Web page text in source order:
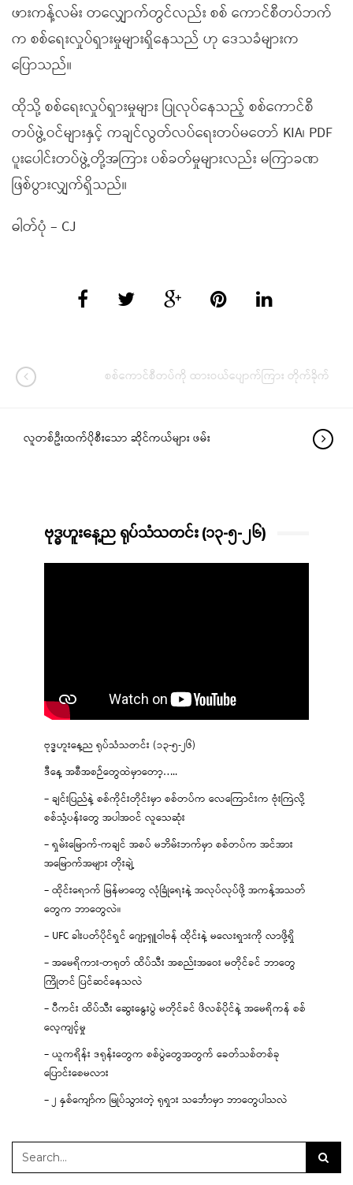
ဖားကန့်လမ်း တလျှောက်တွင်လည်း စစ် ကောင်စီတပ်ဘက်
က စစ်ရေးလှုပ်ရှားမှုများရှိနေသည် ဟု ဒေသခံများက
ပြောသည်။
ထိုသို့ စစ်ရေးလှုပ်ရှားမှုများ ပြုလုပ်နေသည့် စစ်ကောင်စီ
တပ်ဖွဲ့ဝင်များနှင့် ကချင်လွတ်လပ်ရေးတပ်မတော် KIA၊ PDF
ပူးပေါင်းတပ်ဖွဲ့တို့အကြား ပစ်ခတ်မှုများလည်း မကြာခဏ
ဖြစ်ပွားလျှက်ရှိသည်။
ဓါတ်ပုံ – CJ
စစ်ကောင်စီတပ်ကို ထားဝယ်ပျောက်ကြား တိုက်ခိုက်
လူတစ်ဦးထက်ပိုစီးသော ဆိုင်ကယ်များ ဖမ်း
ဗုဒ္ဓဟူးနေ့ည ရုပ်သံသတင်း (၁၃-၅-၂၆)
ဗုဒ္ဓဟူးနေ့ည ရုပ်သံသတင်း (၁၃-၅-၂၆)
ဒီနေ့ အစီအစဉ်တွေထဲမှာတော့…..
– ချင်းပြည်နဲ့ စစ်ကိုင်းတိုင်းမှာ စစ်တပ်က လေကြောင်းက ဗုံးကြဲလို့
စစ်သုံ့ပန်းတွေ အပါအဝင် လူသေဆုံး
– ရှမ်းမြောက်-ကချင် အစပ် မဘိမ်းဘက်မှာ စစ်တပ်က အင်အား
အမြောက်အများ တိုးချဲ့
– ထိုင်းရောက် မြန်မာတွေ လုံခြုံရေးနဲ့ အလုပ်လုပ်ဖို့ အကန့်အသတ်
တွေက ဘာတွေလဲ။
– UFC ခါးပတ်ပိုင်ရှင် ဂျော့ရှူဝါဗန် ထိုင်းနဲ့ မလေးရှားကို လာဖို့ရှိ
– အမေရိကား-တရုတ် ထိပ်သီး အစည်းအဝေး မတိုင်ခင် ဘာတွေ
ကြိုတင် ပြင်ဆင်နေသလဲ
– ပီကင်း ထိပ်သီး ဆွေးနွေးပွဲ မတိုင်ခင် ဖိလစ်ပိုင်နဲ့ အမေရိကန် စစ်
လေ့ကျင့်မှု
– ယူကရိန်း ဒရုန်းတွေက စစ်ပွဲတွေအတွက် ခေတ်သစ်တစ်ခု
ပြောင်းစေမလား
– ၂ နှစ်ကျော်က မြုပ်သွားတဲ့ ရုရှား သင်္ဘောမှာ ဘာတွေပါသလဲ